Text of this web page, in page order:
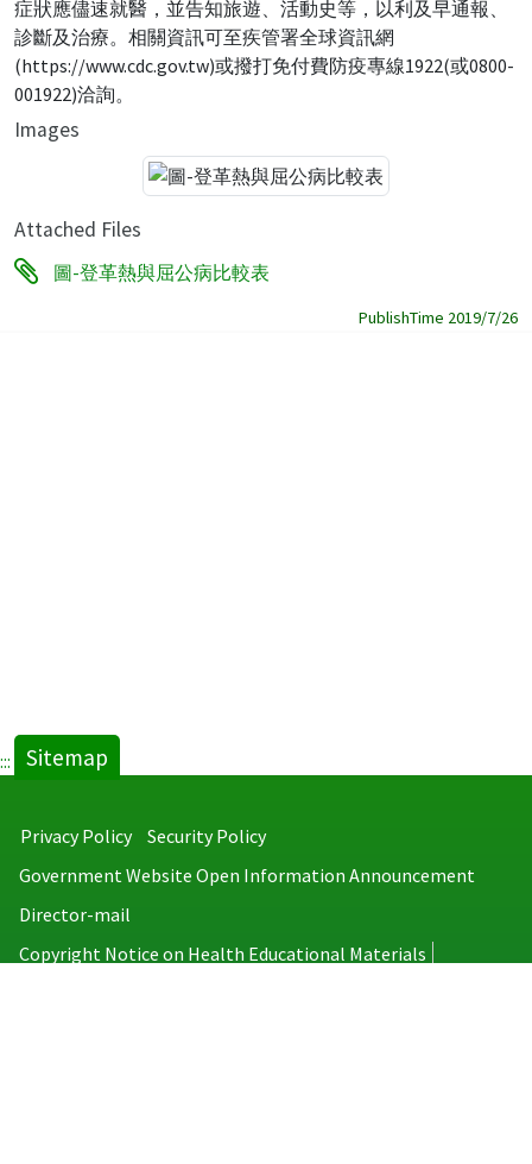
症狀應儘速就醫，並告知旅遊、活動史等，以利及早通報、
診斷及治療。相關資訊可至疾管署全球資訊網
(https://www.cdc.gov.tw)或撥打免付費防疫專線1922(或0800-
001922)洽詢。
Images
Attached Files
圖-登革熱與屈公病比較表
PublishTime 2019/7/26
::: Sitemap
Privacy Policy
Security Policy
Government Website Open Information Announcement
Director-mail
Copyright Notice on Health Educational Materials